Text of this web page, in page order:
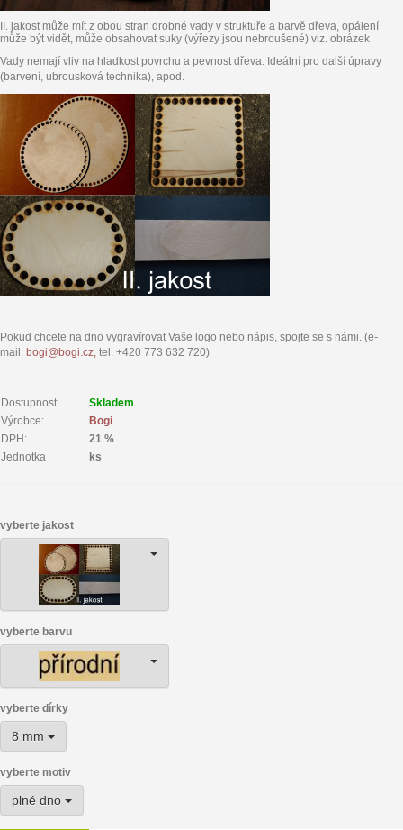
II. jakost může mít z obou stran drobné vady v struktuře a barvě dřeva, opálení
může být vidět, může obsahovat suky (výřezy jsou nebroušené) viz. obrázek
Vady nemají vliv na hladkost povrchu a pevnost dřeva. Ideální pro další úpravy
(barvení, ubrousková technika), apod.
Pokud chcete na dno vygravírovat Vaše logo nebo nápis, spojte se s námi. (e-
mail: bogi@bogi.cz, tel. +420 773 632 720)
Dostupnost:
Skladem
Výrobce:
Bogi
DPH:
21 %
Jednotka
ks
vyberte jakost
vyberte barvu
vyberte dírky
8 mm
vyberte motiv
plné dno